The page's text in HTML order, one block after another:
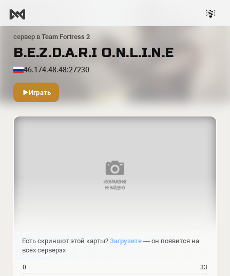
сервер в Team Fortress 2
B.E.Z.D.A.R.I O.N.L.I.N.E
46.174.48.48:27230
Играть
Есть скриншот этой карты? Загрузите — он появится на
всех серверах
0 33